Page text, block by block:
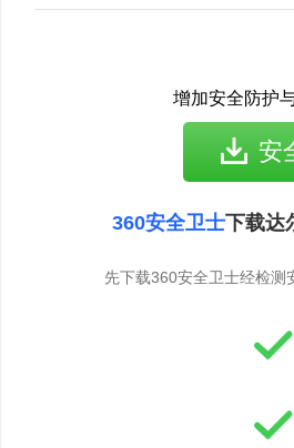
增加安全防护
安
360安全卫士下载达
先下载360安全卫士经检测